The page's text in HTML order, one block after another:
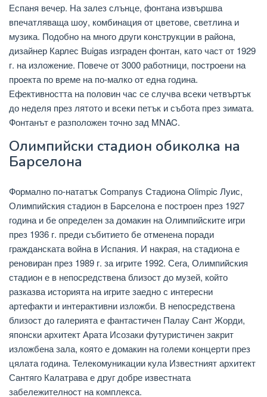
Еспаня вечер. На залез слънце, фонтана извършва
впечатляваща шоу, комбинация от цветове, светлина и
музика. Подобно на много други конструкции в района,
дизайнер Карлес Buigas изграден фонтан, като част от 1929
г. на изложение. Повече от 3000 работници, построени на
проекта по време на по-малко от една година.
Ефективността на половин час се случва всеки четвъртък
до неделя през лятото и всеки петък и събота през зимата.
Фонтанът е разположен точно зад MNAC.
Олимпийски стадион обиколка на
Барселона
Формално по-нататък Companys Стадиона Olimpic Луис,
Олимпийския стадион в Барселона е построен през 1927
година и бе определен за домакин на Олимпийските игри
през 1936 г. преди събитието бе отменена поради
гражданската война в Испания. И накрая, на стадиона е
реновиран през 1989 г. за игрите 1992. Сега, Олимпийския
стадион е в непосредствена близост до музей, който
разказва историята на игрите заедно с интересни
артефакти и интерактивни изложби. В непосредствена
близост до галерията е фантастичен Палау Сант Жорди,
японски архитект Арата Исозаки футуристичен закрит
изложбена зала, която е домакин на големи концерти през
цялата година. Телекомуникации кула Известният архитект
Сантяго Калатрава е друг добре известната
забележителност на комплекса.